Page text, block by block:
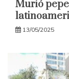
Murió
13/05/2025